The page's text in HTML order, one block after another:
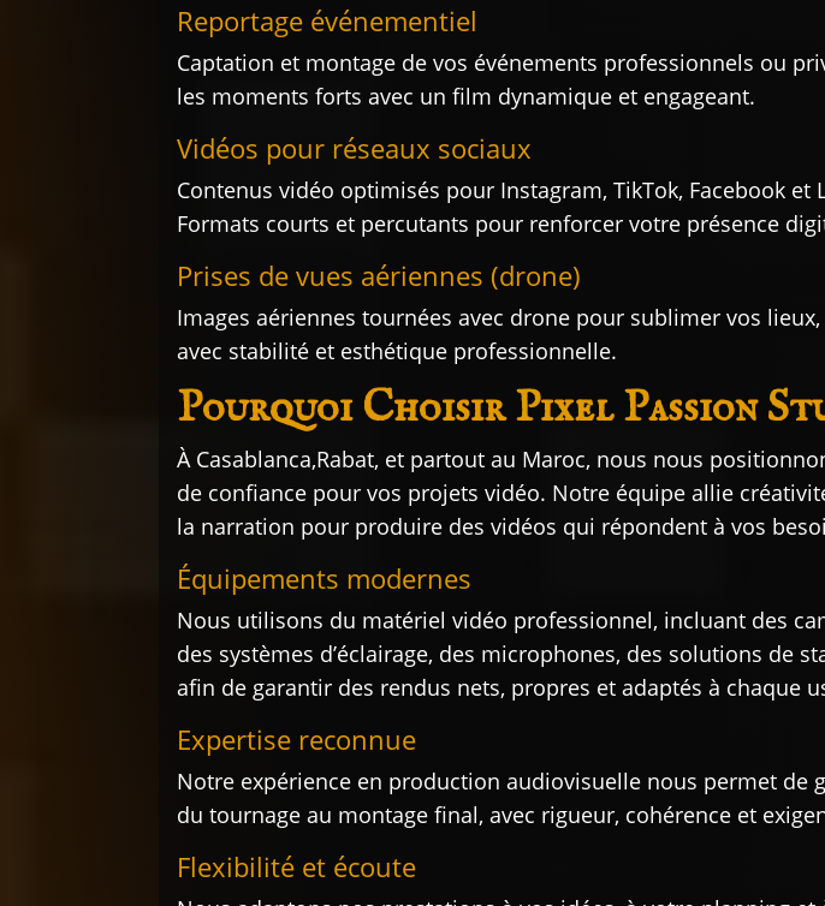
Reportage événementiel
Captation et montage de vos événements professionnels ou
les moments forts avec un film dynamique et engageant.
Vidéos pour réseaux sociaux
Contenus vidéo optimisés pour Instagram, TikTok, Facebook et
Formats courts et percutants pour renforcer votre présence
Prises de vues aériennes (drone)
Images aériennes tournées avec drone pour sublimer vos
avec stabilité et esthétique professionnelle.
Pourquoi Choisir Pixel Passion
À Casablanca,Rabat, et partout au Maroc, nous nous
de confiance pour vos projets vidéo. Notre équipe allie
la narration pour produire des vidéos qui répondent à vos
Équipements modernes
Nous utilisons du matériel vidéo professionnel, incluant des
des systèmes d’éclairage, des microphones, des solutions de
afin de garantir des rendus nets, propres et adaptés à chaque
Expertise reconnue
Notre expérience en production audiovisuelle nous permet de
du tournage au montage final, avec rigueur, cohérence et
Flexibilité et écoute